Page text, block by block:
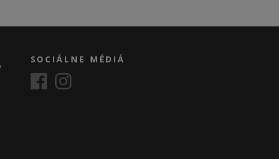
SOCIÁLNE MÉDIÁ